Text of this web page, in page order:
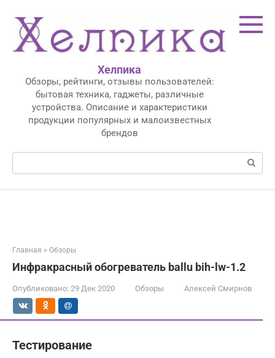
контенту
Хелпика
Обзоры, рейтинги, отзывы пользователей:
бытовая техника, гаджеты, различные
устройства. Описание и характеристики
продукции популярных и малоизвестных
брендов
Поиск:
Главная » Обзоры
Инфракрасный обогреватель ballu bih-lw-1.2
Опубликовано: 29 Дек 2020 Обзоры Алексей Смирнов
Тестирование